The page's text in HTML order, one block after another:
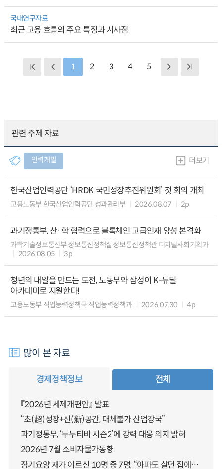
국내연구자료
최근 고용 흐름의 주요 특징과 시사점
1 2 3 4 5
관련 주제 자료
인력개발 더보기
한국산업인력공단 ‘HRDK 국민성장추진위원회’ 첫 회의 개최
고용노동부 한국산업인력공단 성과관리부 2026.08.07 2p
과기정통부, 산·학 협력으로 블록체인 고급인재 양성 본격화
과학기술정보통신부 정보통신정책실 정보통신정책관 디지털사회기획과
2026.08.05
3p
청년의 내일을 만드는 도전, 노동부와 삼성이 K-뉴딜
아카데미로 지원한다!
고용노동부 직업능력정책국 직업능력정책과 2026.07.30 4p
많이 본 자료
경제정책정보 전체
『2026년 세제개편안』 발표
“초(超)성장+신(新)공간, 대체불가 산업강국”
과기정통부, ‘누누티비 시즌2’에 강력 대응 의지 밝혀
2026년 7월 소비자물가동향
장기요양 재가 어르신 10명 중 7명, “아파도 살던 집에서 살겠다” 「2025년 장기요양실태조사」 결과 발표